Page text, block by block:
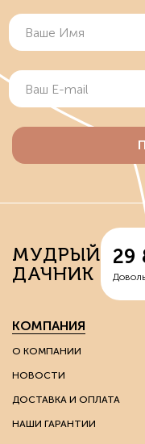
МУДРЫЙ
ДАЧНИК
29
КОМПАНИЯ
О КОМПАНИИ
НОВОСТИ
ДОСТАВКА И ОПЛАТА
НАШИ ГАРАНТИИ